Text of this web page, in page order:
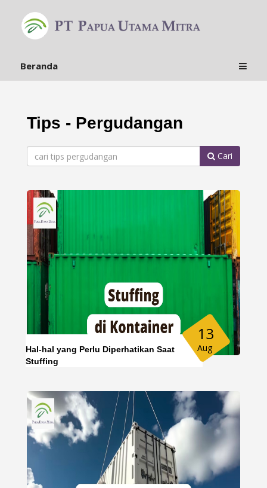
Beranda
Tips - Pergudangan
Cari
Hal-hal yang Perlu Diperhatikan Saat
Stuffing
13
Aug